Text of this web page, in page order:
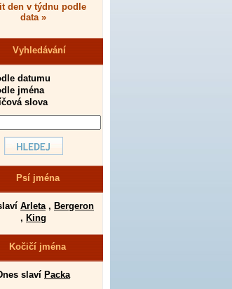
den v týdnu podle
data »
Vyhledávání
datumu
jména
slova
Psí jména
Arleta, Bergeron
, King
Kočičí jména
slaví Packa